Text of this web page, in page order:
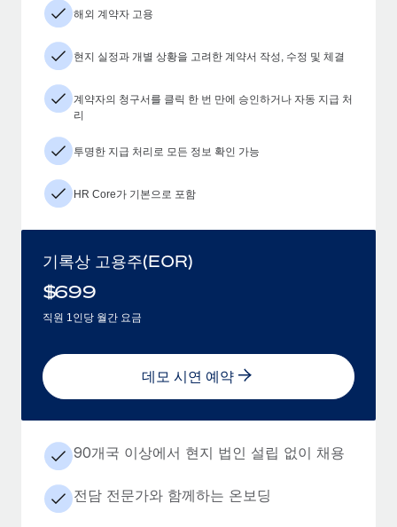
해외 계약자 고용
현지 실정과 개별 상황을 고려한 계약서 작성, 수정 및 체결
계약자의 청구서를 클릭 한 번 만에 승인하거나 자동 지급 처
리
투명한 지급 처리로 모든 정보 확인 가능
HR Core가 기본으로 포함
기록상 고용주(EOR)
$699
직원 1인당 월간 요금
데모 시연 예약
90개국 이상에서 현지 법인 설립 없이 채용
전담 전문가와 함께하는 온보딩